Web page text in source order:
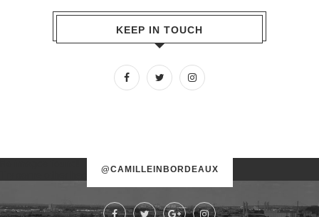
KEEP IN TOUCH
@CAMILLEINBORDEAUX
Try some other hashtag or username